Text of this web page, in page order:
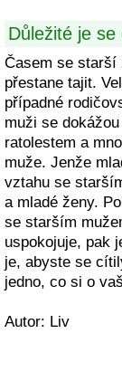
Důležité je
Časem se starší
přestane tajit.
případné
muži se
ratolestem a
muže. Jenže
vztahu se
a mladé ženy.
se starším
uspokojuje, pak
je, abyste se
jedno, co si o
Autor: Liv